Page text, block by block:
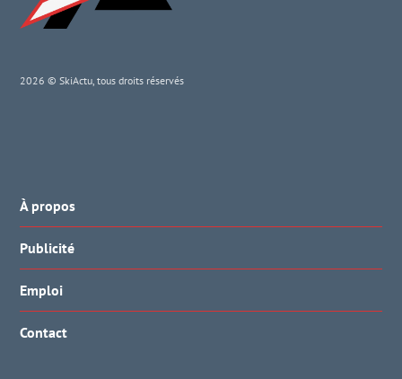
2026 © SkiActu, tous droits réservés
À propos
Publicité
Emploi
Contact